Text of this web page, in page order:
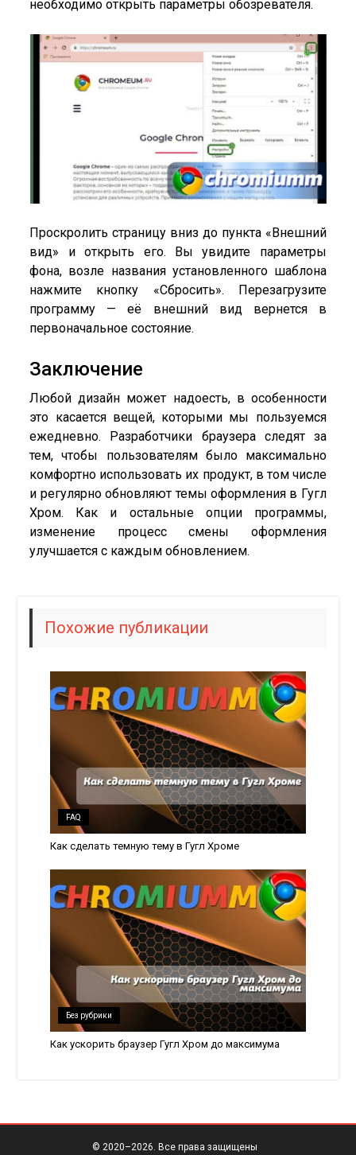
необходимо открыть параметры обозревателя.
Проскролить страницу вниз до пункта «Внешний
вид» и открыть его. Вы увидите параметры
фона, возле названия установленного шаблона
нажмите кнопку «Сбросить». Перезагрузите
программу — её внешний вид вернется в
первоначальное состояние.
Заключение
Любой дизайн может надоесть, в особенности
это касается вещей, которыми мы пользуемся
ежедневно. Разработчики браузера следят за
тем, чтобы пользователям было максимально
комфортно использовать их продукт, в том числе
и регулярно обновляют темы оформления в Гугл
Хром. Как и остальные опции программы,
изменение процесс смены оформления
улучшается с каждым обновлением.
Похожие публикации
FAQ
Как сделать темную тему в Гугл Хроме
Без рубрики
Как ускорить браузер Гугл Хром до максимума
© 2020–2026. Все права защищены